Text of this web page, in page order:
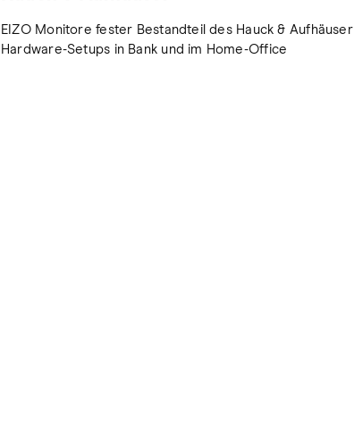
EIZO Monitore fester Bestandteil des Hauck & Aufhäuser
Hardware-Setups in Bank und im Home-Office